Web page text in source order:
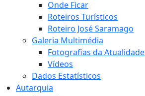
Onde Ficar
Roteiros Turísticos
Roteiro José Saramago
Galeria Multimédia
Fotografias da Atualidade
Vídeos
Dados Estatísticos
Autarquia